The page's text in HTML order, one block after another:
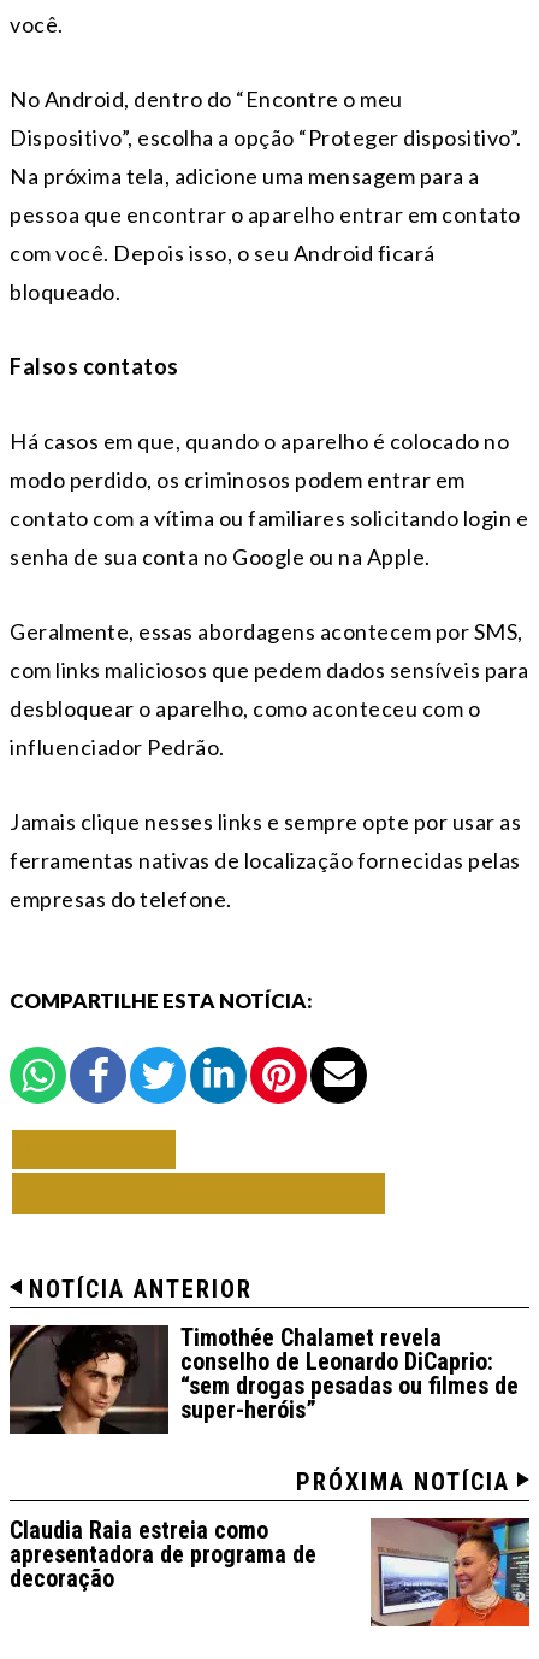
você.
No Android, dentro do “Encontre o meu
Dispositivo”, escolha a opção “Proteger dispositivo”.
Na próxima tela, adicione uma mensagem para a
pessoa que encontrar o aparelho entrar em contato
com você. Depois isso, o seu Android ficará
bloqueado.
Falsos contatos
Há casos em que, quando o aparelho é colocado no
modo perdido, os criminosos podem entrar em
contato com a vítima ou familiares solicitando login e
senha de sua conta no Google ou na Apple.
Geralmente, essas abordagens acontecem por SMS,
com links maliciosos que pedem dados sensíveis para
desbloquear o aparelho, como aconteceu com o
influenciador Pedrão.
Jamais clique nesses links e sempre opte por usar as
ferramentas nativas de localização fornecidas pelas
empresas do telefone.
COMPARTILHE ESTA NOTÍCIA:
NOTÍCIA ANTERIOR
Timothée Chalamet revela
conselho de Leonardo DiCaprio:
“sem drogas pesadas ou filmes de
super-heróis”
PRÓXIMA NOTÍCIA
Claudia Raia estreia como
apresentadora de programa de
decoração